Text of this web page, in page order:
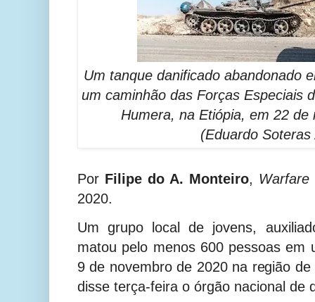
Um tanque danificado abandonado
um caminhão das Forças Especiais
Humera, na Etiópia, em 22 de
(Eduardo Soteras
Por Filipe do A. Monteiro, Warfare
2020.
Um grupo local de jovens,
matou pelo menos 600 pessoas em
9 de novembro de 2020 na região
disse terça-feira o órgão nacional de